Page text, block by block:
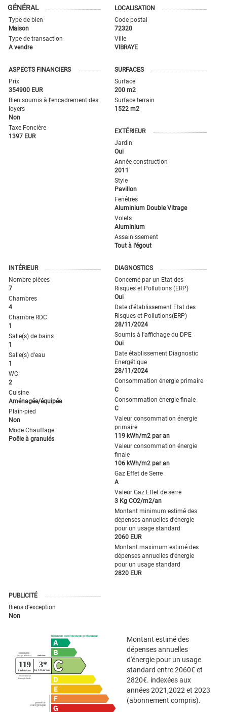
GÉNÉRAL
Type de bien
Maison
Type de transaction
A vendre
LOCALISATION
Code postal
72320
Ville
VIBRAYE
ASPECTS FINANCIERS
Prix
354900 EUR
Bien soumis à l'encadrement des
loyers
Non
Taxe Foncière
1397 EUR
SURFACES
Surface
200 m2
Surface terrain
1522 m2
EXTÉRIEUR
Jardin
Oui
Année construction
2011
Style
Pavillon
Fenêtres
Aluminium Double Vitrage
Volets
Aluminium
Assainissement
Tout à l'égout
INTÉRIEUR
Nombre pièces
7
Chambres
4
Chambre RDC
1
Salle(s) de bains
1
Salle(s) d'eau
1
WC
2
Cuisine
Aménagée/équipée
Plain-pied
Non
Mode Chauffage
Poêle à granulés
DIAGNOSTICS
Concerné par un Etat des
Risques et Pollutions (ERP)
Oui
Date d'établissement Etat des
Risques et Pollutions(ERP)
28/11/2024
Soumis à l'affichage du DPE
Oui
Date établissement Diagnostic
Energétique
28/11/2024
Consommation énergie primaire
C
Consommation énergie finale
C
Valeur consommation énergie
primaire
119 kWh/m2 par an
Valeur consommation énergie
finale
106 kWh/m2 par an
Gaz Effet de Serre
A
Valeur Gaz Effet de serre
3 Kg CO2/m2/an
Montant minimum estimé des
dépenses annuelles d'énergie
pour un usage standard
2060 EUR
Montant maximum estimé des
dépenses annuelles d'énergie
pour un usage standard
2820 EUR
PUBLICITÉ
Biens d'exception
Non
Montant estimé des
dépenses annuelles
d'énergie pour un usage
standard entre 2060€ et
2820€. indexées aux
années 2021,2022 et 2023
(abonnement compris).